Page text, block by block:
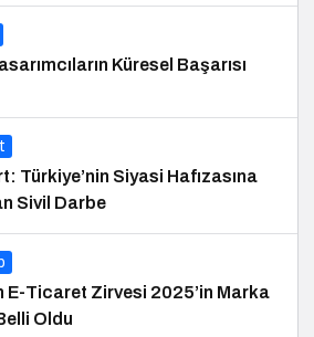
Küresel Başarısı
Türkiye’nin Siyasi Hafızasına
Sivil Darbe
E-Ticaret Zirvesi 2025’in Marka
Oldu